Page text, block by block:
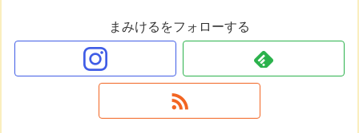
まみけるをフォローする